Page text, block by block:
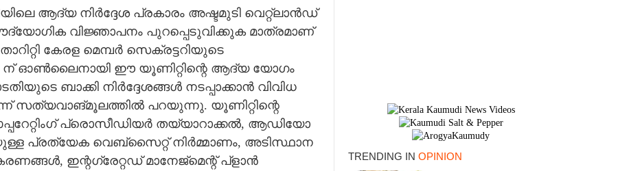
ആദ്യ നിർദ്ദേശ പ്രകാരം അഷ്ടമുടി വെറ്റ്‌ലാൻഡ്
ഔദ്യോഗിക വിജ്ഞാപനം പുറപ്പെടുവിക്കുക മാത്രമാണ്
കേരള മെമ്പർ സെക്രട്ടറിയുടെ
ന് ഓൺലൈനായി ഈ യൂണിറ്റിന്റെ ആദ്യ യോഗം
ബാക്കി നിർദ്ദേശങ്ങൾ നടപ്പാക്കാൻ വിവിധ
പറയുന്നു. യൂണിറ്റിന്റെ
പ്രൊസീഡിയർ തയ്യാറാക്കൽ, ആഡിയോ
പ്രത്യേക വെബ്സൈറ്റ് നിർമ്മാണം, അടിസ്ഥാന
ഇന്റഗ്രേറ്റഡ് മാനേജ്മെന്റ് പ്ളാൻ
TRENDING IN OPINION